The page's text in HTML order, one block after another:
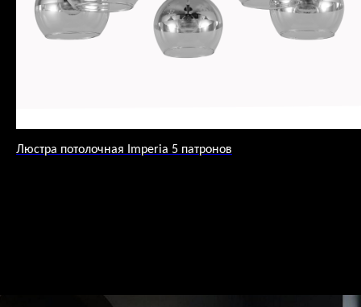
Люстра потолочная Imperia 5 патронов